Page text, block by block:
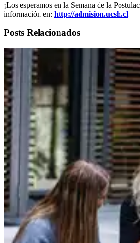
¡Los esperamos en la Semana de la
información en: http://admision.ucsh.cl
Posts Relacionados